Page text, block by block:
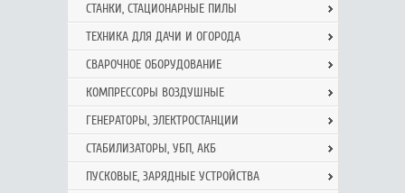
СТАНКИ, СТАЦИОНАРНЫЕ ПИЛЫ
ТЕХНИКА ДЛЯ ДАЧИ И ОГОРОДА
СВАРОЧНОЕ ОБОРУДОВАНИЕ
КОМПРЕССОРЫ ВОЗДУШНЫЕ
ГЕНЕРАТОРЫ, ЭЛЕКТРОСТАНЦИИ
СТАБИЛИЗАТОРЫ, УБП, АКБ
ПУСКОВЫЕ, ЗАРЯДНЫЕ УСТРОЙСТВА